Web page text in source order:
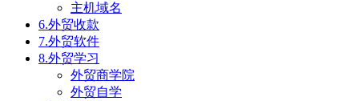
主机域名
6.外贸收款
7.外贸软件
8.外贸学习
外贸商学院
外贸自学